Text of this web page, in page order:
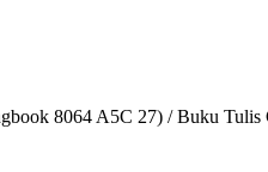
8064 A5C 27) / Buku Tulis